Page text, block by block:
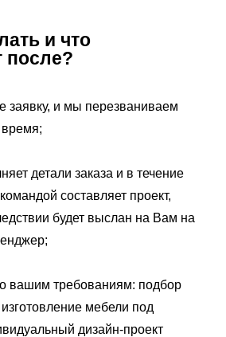
и что
после?
заявку, и мы перезваниваем
детали заказа и в течение
составляет проект,
будет выслан на Вам на
вашим требованиям: подбор
мебели под
дизайн-проект